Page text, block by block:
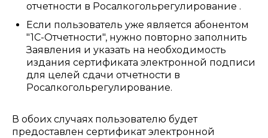
отчетности в Росалкогольрегулирование .
Если пользователь уже является абонентом
"1С-Отчетности", нужно повторно заполнить
Заявления и указать на необходимость
издания сертификата электронной подписи
для целей сдачи отчетности в
Росалкогольрегулирование.
В обоих случаях пользователю будет
предоставлен сертификат электронной